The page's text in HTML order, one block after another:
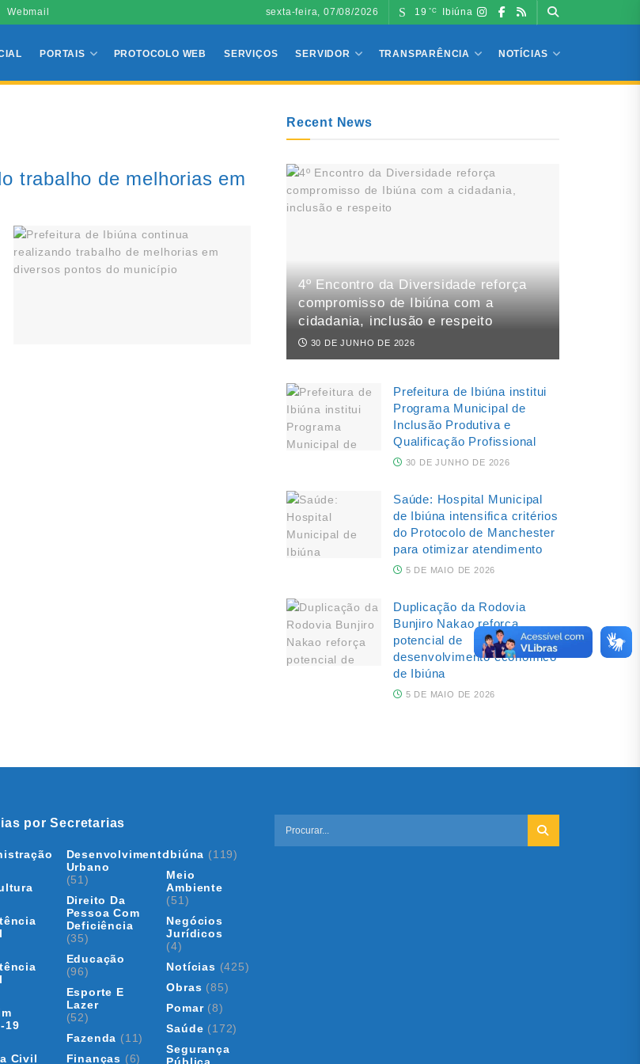
Webmail sexta-feira, 07/08/2026 19 °C Ibiúna
PORTAIS PROTOCOLO WEB SERVIÇOS SERVIDOR TRANSPARÊNCIA NOTÍCIAS
trabalho de melhorias em
Recent News
4º Encontro da Diversidade reforça
compromisso de Ibiúna com a
cidadania, inclusão e respeito
30 DE JUNHO DE 2026
Prefeitura de Ibiúna institui
Programa Municipal de
Inclusão Produtiva e
Qualificação Profissional
30 DE JUNHO DE 2026
Saúde: Hospital Municipal
de Ibiúna intensifica critérios
do Protocolo de Manchester
para otimizar atendimento
5 DE MAIO DE 2026
Duplicação da Rodovia
Bunjiro Nakao reforça
potencial de
desenvolvimento econômico
de Ibiúna
5 DE MAIO DE 2026
por Secretarias
19
Civil
Desenvolvimento
Urbano
(51)
Direito Da
Pessoa Com
Deficiência
(35)
Educação
(96)
Esporte E
Lazer
(52)
Fazenda (11)
Finanças (6)
Ibiúna (119)
Meio
Ambiente
(51)
Negócios
Jurídicos
(4)
Notícias (425)
Obras (85)
Pomar(8)
Saúde (172)
Segurança
Pública